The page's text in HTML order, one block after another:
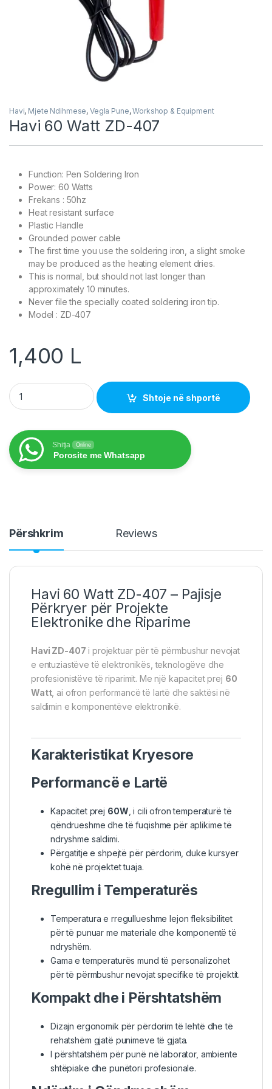
Havi, Mjete Ndihmese, Vegla Pune,Workshop & Equipment
Havi 60 Watt ZD-407
Function: Pen Soldering Iron
Power: 60 Watts
Frekans : 50hz
Heat resistant surface
Plastic Handle
Grounded power cable
The first time you use the soldering iron, a slight smoke
may be produced as the heating element dries.
This is normal, but should not last longer than
approximately 10 minutes.
Never file the specially coated soldering iron tip.
Model : ZD-407
1,400 L
Havi 60 Watt ZD-407 quantity
Shtoje në shportë
Shitja Online
Porosite me Whatsapp
Përshkrim Reviews
Havi 60 Watt ZD-407 – Pajisje
Përkryer për Projekte
Elektronike dhe Riparime
Havi ZD-407 i projektuar për të përmbushur nevojat
e entuziastëve të elektronikës, teknologëve dhe
profesionistëve të riparimit. Me një kapacitet prej 60
Watt, ai ofron performancë të lartë dhe saktësi në
saldimin e komponentëve elektronikë.
Karakteristikat Kryesore
Performancë e Lartë
Kapacitet prej 60W, i cili ofron temperaturë të
qëndrueshme dhe të fuqishme për aplikime të
ndryshme saldimi.
Përgatitje e shpejtë për përdorim, duke kursyer
kohë në projektet tuaja.
Rregullim i Temperaturës
Temperatura e rregullueshme lejon fleksibilitet
për të punuar me materiale dhe komponentë të
ndryshëm.
Gama e temperaturës mund të personalizohet
për të përmbushur nevojat specifike të projektit.
Kompakt dhe i Përshtatshëm
Dizajn ergonomik për përdorim të lehtë dhe të
rehatshëm gjatë punimeve të gjata.
I përshtatshëm për punë në laborator, ambiente
shtëpiake dhe punëtori profesionale.